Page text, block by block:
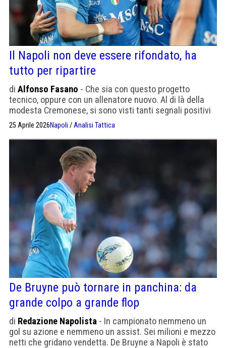
Il Napoli non deve essere rifondato, ha
tutto per ripartire
di Alfonso Fasano - Che sia con questo progetto
tecnico, oppure con un allenatore nuovo. Al di là della
modesta Cremonese, si sono visti tanti segnali positivi
25 Aprile 2026Napoli /Analisi Tattica
De Bruyne può tornare in panchina: da
grande colpo a grande flop
di Redazione Napolista - In campionato nemmeno un
gol su azione e nemmeno un assist. Sei milioni e mezzo
netti che gridano vendetta. De Bruyne a Napoli è stato